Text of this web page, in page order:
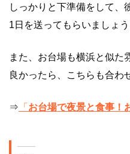
しっかりと下準備をして、
1日を送ってもらいましょう
また、お台場も横浜と似た
良かったら、こちらも合わ
⇒ 「 お台場で夜景と食事！